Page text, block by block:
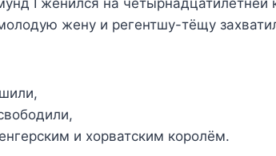
I женился на четырнадцатилетней
жену и регентшу-тёщу
и хорватским королём.